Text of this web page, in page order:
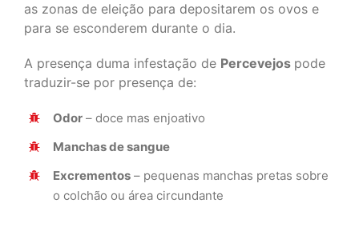
as zonas de eleição para depositarem os ovos e
para se esconderem durante o dia.
A presença duma infestação de Percevejos pode
traduzir-se por presença de:
Odor – doce mas enjoativo
Manchas de sangue
Excrementos – pequenas manchas pretas sobre
o colchão ou área circundante